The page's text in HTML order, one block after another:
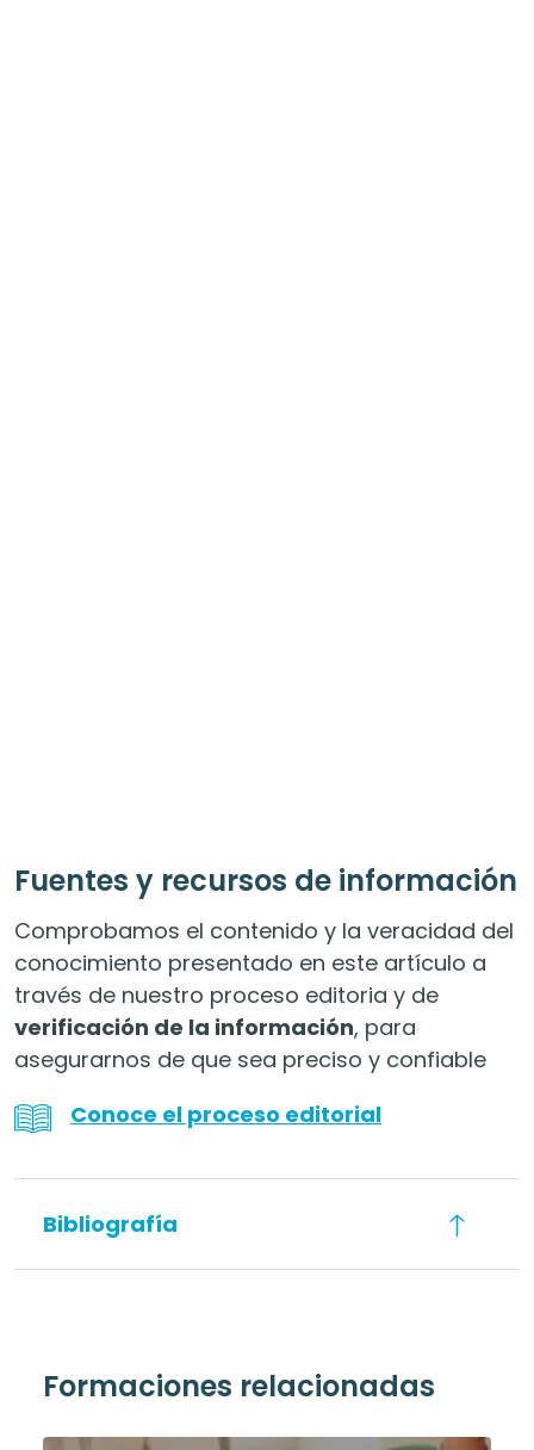
Fuentes y recursos de información
Comprobamos el contenido y la veracidad del
conocimiento presentado en este artículo a
través de nuestro proceso editoria y de
verificación de la información, para
asegurarnos de que sea preciso y confiable
Conoce el proceso editorial
Bibliografía
Formaciones relacionadas